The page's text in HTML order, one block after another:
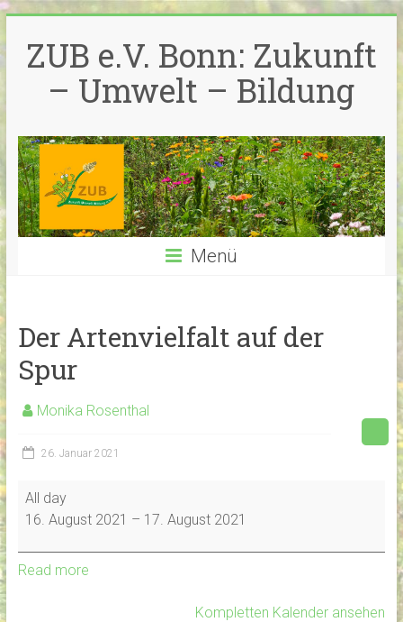
Inhalt
springen
ZUB e.V. Bonn: Zukunft
– Umwelt – Bildung
Menü
Der Artenvielfalt auf der
Spur
Monika Rosenthal
26. Januar 2021
Artenvielfalt
auf
All day
16. August 2021 – 17. August 2021
Read more
Kompletten Kalender ansehen